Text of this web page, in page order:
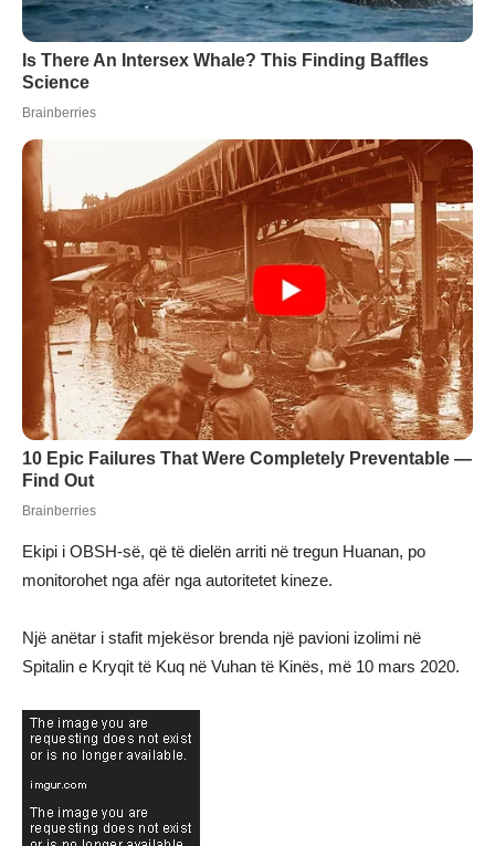
Ekipi i OBSH-së, që të dielën arriti në tregun Huanan, po
monitorohet nga afër nga autoritetet kineze.
Një anëtar i stafit mjekësor brenda një pavioni izolimi në
Spitalin e Kryqit të Kuq në Vuhan të Kinës, më 10 mars 2020.